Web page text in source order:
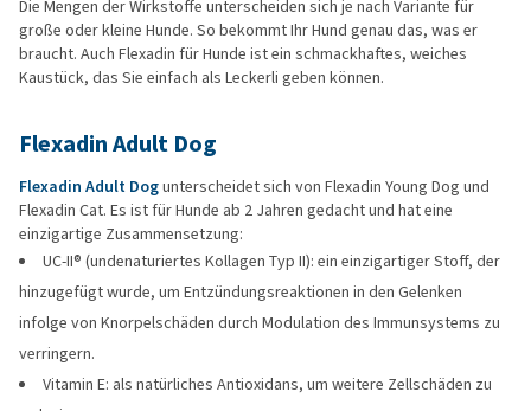
Die Mengen der Wirkstoffe unterscheiden sich je nach Variante für
große oder kleine Hunde. So bekommt Ihr Hund genau das, was er
braucht. Auch Flexadin für Hunde ist ein schmackhaftes, weiches
Kaustück, das Sie einfach als Leckerli geben können.
Flexadin Adult Dog
Flexadin Adult Dogunterscheidet sich von Flexadin Young Dog und
Flexadin Cat. Es ist für Hunde ab 2 Jahren gedacht und hat eine
einzigartige Zusammensetzung:
UC-II® (undenaturiertes Kollagen Typ II): ein einzigartiger Stoff, der
hinzugefügt wurde, um Entzündungsreaktionen in den Gelenken
infolge von Knorpelschäden durch Modulation des Immunsystems zu
verringern.
Vitamin E: als natürliches Antioxidans, um weitere Zellschäden zu